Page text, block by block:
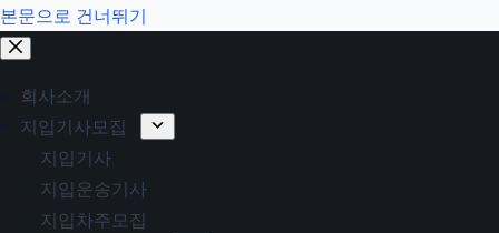
본문으로 건너뛰기
회사소개
지입기사모집
지입기사
지입운송기사
지입차주모집